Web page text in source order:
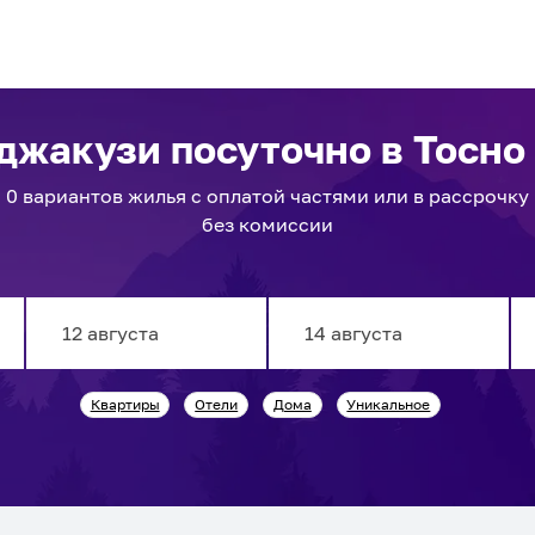
посуточно в Тосно
0 вариантов жилья с оплатой частями или в рассрочку
без комиссии
forward
backward
Квартиры Отели Дома Уникальное